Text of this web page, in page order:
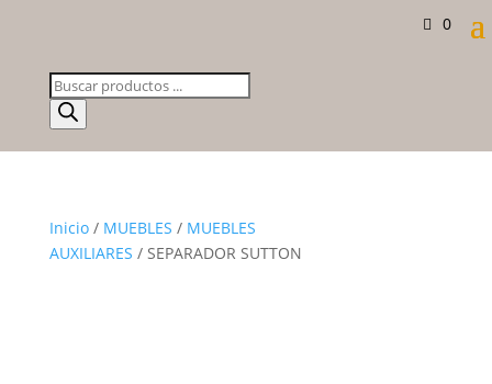
0
Búsqueda
de
productos
Inicio/ MUEBLES / MUEBLES
AUXILIARES / SEPARADOR SUTTON